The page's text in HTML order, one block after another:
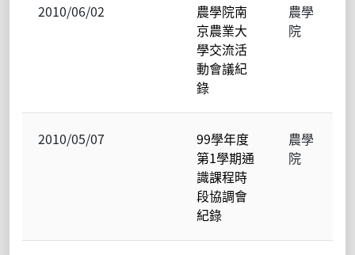
2010/06/02
農學院南
京農業大
學交流活
動會議紀
錄
農學
院
2010/05/07
99學年度
第1學期通
識課程時
段協調會
紀錄
農學
院